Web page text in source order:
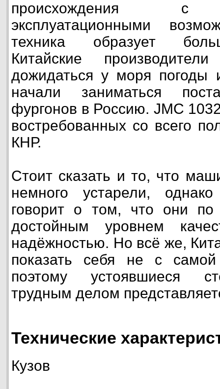
происхождения с
эксплуатационными
техника образует
Китайские
дожидаться у моря погоды
начали заниматься
фургонов в Россию. JMC
востребованных со всего
КНР.
Стоит сказать и то, что
немного устарели,
говорит о том, что они
достойным уровнем
надёжностью. Но всё же,
показать себя не с
поэтому устоявшиеся
трудным делом
Технические
Кузов